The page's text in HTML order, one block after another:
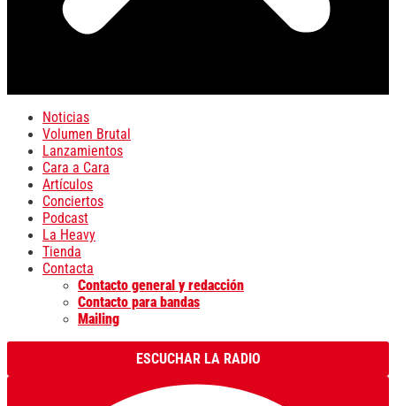
Noticias
Volumen Brutal
Lanzamientos
Cara a Cara
Artículos
Conciertos
Podcast
La Heavy
Tienda
Contacta
Contacto general y redacción
Contacto para bandas
Mailing
ESCUCHAR LA RADIO